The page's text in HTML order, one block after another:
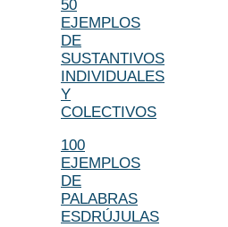
50
EJEMPLOS
DE
SUSTANTIVOS
INDIVIDUALES
Y
COLECTIVOS
100
EJEMPLOS
DE
PALABRAS
ESDRÚJULAS